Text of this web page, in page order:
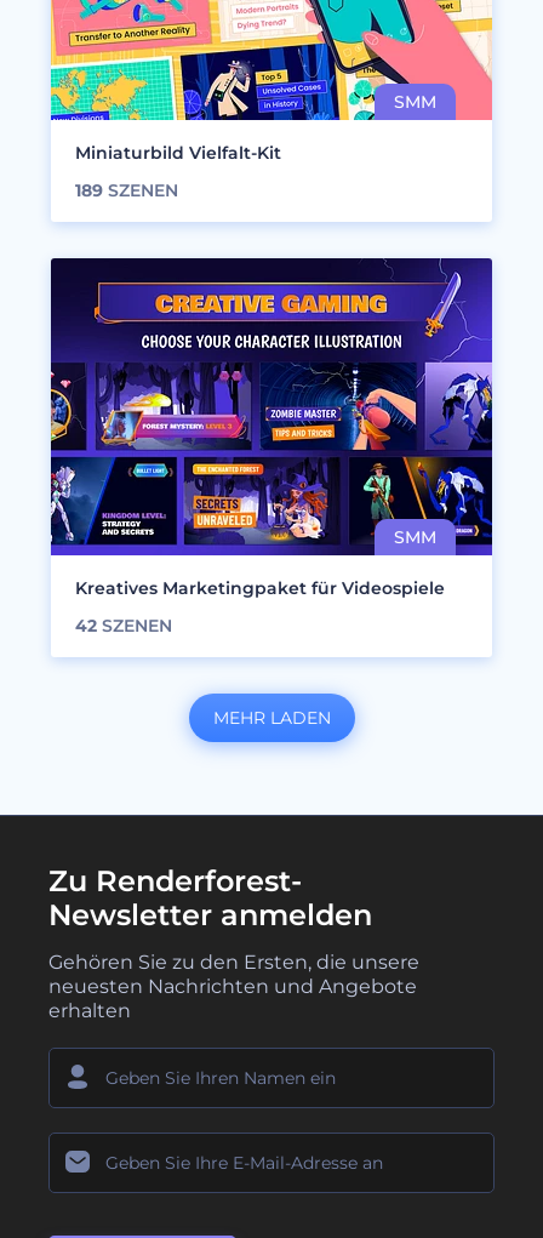
Miniaturbild Vielfalt-Kit
189 SZENEN
Kreatives Marketingpaket für Videospiele
42 SZENEN
MEHR LADEN
Zu Renderforest-
Newsletter anmelden
Gehören Sie zu den Ersten, die unsere
neuesten Nachrichten und Angebote
erhalten